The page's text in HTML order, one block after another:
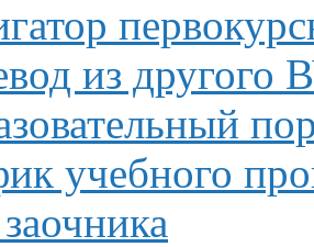
из другого
учебного